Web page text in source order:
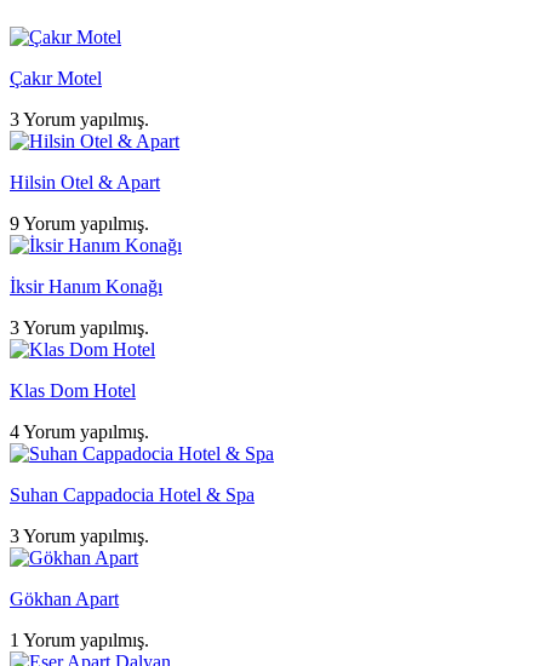
Çakır Motel
3 Yorum yapılmış.
Hilsin Otel & Apart
9 Yorum yapılmış.
İksir Hanım Konağı
3 Yorum yapılmış.
Klas Dom Hotel
4 Yorum yapılmış.
Suhan Cappadocia Hotel & Spa
3 Yorum yapılmış.
Gökhan Apart
1 Yorum yapılmış.